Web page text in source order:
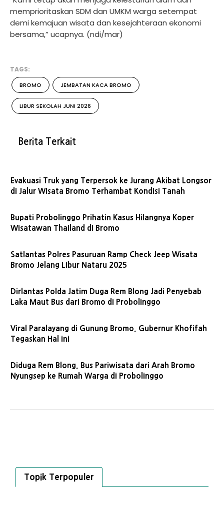
memprioritaskan SDM dan UMKM warga setempat
demi kemajuan wisata dan kesejahteraan ekonomi
bersama,” ucapnya. (ndi/mar)
TAGS:
BROMO JEMBATAN KACA BROMO
LIBUR SEKOLAH JUNI 2026
Berita Terkait
Evakuasi Truk yang Terpersok ke Jurang Akibat Longsor
di Jalur Wisata Bromo Terhambat Kondisi Tanah
Bupati Probolinggo Prihatin Kasus Hilangnya Koper
Wisatawan Thailand di Bromo
Satlantas Polres Pasuruan Ramp Check Jeep Wisata
Bromo Jelang Libur Nataru 2025
Dirlantas Polda Jatim Duga Rem Blong Jadi Penyebab
Laka Maut Bus dari Bromo di Probolinggo
Viral Paralayang di Gunung Bromo, Gubernur Khofifah
Tegaskan Hal ini
Diduga Rem Blong, Bus Pariwisata dari Arah Bromo
Nyungsep ke Rumah Warga di Probolinggo
Topik Terpopuler